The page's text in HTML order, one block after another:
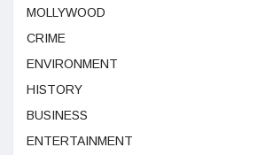
MOLLYWOOD
CRIME
ENVIRONMENT
HISTORY
BUSINESS
ENTERTAINMENT